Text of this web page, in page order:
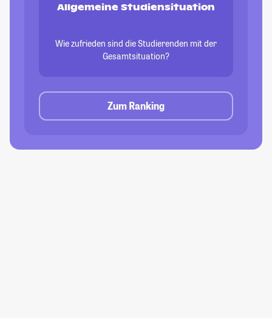
Allgemeine Studiensituation
Wie zufrieden sind die Studierenden mit der
Gesamtsituation?
Zum Ranking